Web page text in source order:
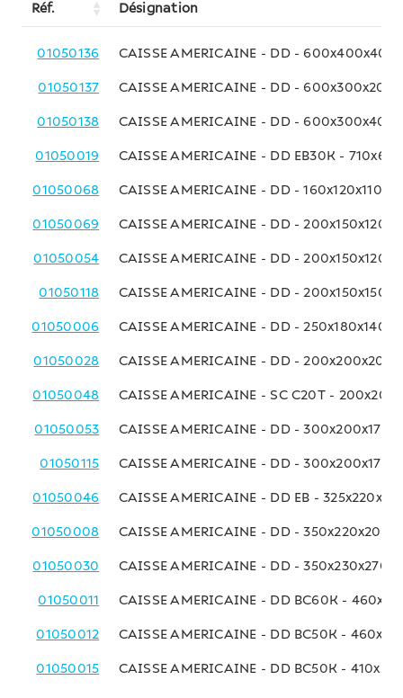
Réf. Désignation
01050136 CAISSE AMERICAINE - DD - 600x400x400
01050137 CAISSE AMERICAINE - DD - 600x300x200
01050138 CAISSE AMERICAINE - DD - 600x300x400
01050019 CAISSE AMERICAINE - DD EB30K -
01050068 CAISSE AMERICAINE - DD - 160x120x110
01050069 CAISSE AMERICAINE - DD - 200x150x120
01050054 CAISSE AMERICAINE - DD - 200x150x120
01050118 CAISSE AMERICAINE - DD - 200x150x150
01050006 CAISSE AMERICAINE - DD - 250x180x140
01050028 CAISSE AMERICAINE - DD - 200x200x200
01050048 CAISSE AMERICAINE - SC C20T -
01050053 CAISSE AMERICAINE - DD - 300x200x170
01050115 CAISSE AMERICAINE - DD - 300x200x170
01050046 CAISSE AMERICAINE - DD EB -
01050008 CAISSE AMERICAINE - DD - 350x220x200
01050030 CAISSE AMERICAINE - DD - 350x230x270
01050011 CAISSE AMERICAINE - DD BC60K -
01050012 CAISSE AMERICAINE - DD BC50K -
01050015 CAISSE AMERICAINE - DD BC50K -